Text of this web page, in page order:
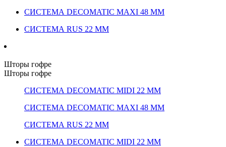
СИСТЕМА DECOMATIC MAXI 48 ММ
СИСТЕМА RUS 22 ММ
Шторы гофре
Шторы гофре
СИСТЕМА DECOMATIC MIDI 22 ММ
СИСТЕМА DECOMATIC MAXI 48 ММ
СИСТЕМА RUS 22 ММ
СИСТЕМА DECOMATIC MIDI 22 ММ